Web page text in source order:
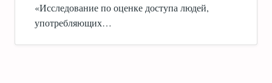
«Исследование по оценке доступа людей,
употребляющих…